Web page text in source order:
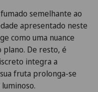
semelhante ao
apresentado neste
como uma nuance
De resto, é
integra a
fruta prolonga-se